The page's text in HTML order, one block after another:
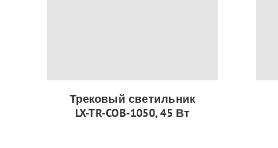
Трековый светильник
LX-TR-COB-1050, 45 Вт